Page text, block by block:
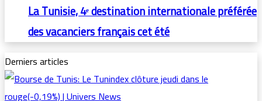
La Tunisie, 4ᵉ destination internationale préférée
des vacanciers français cet été
Derniers articles